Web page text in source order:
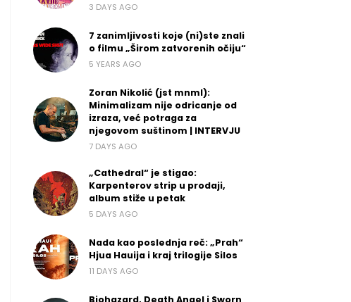
3 DAYS AGO
7 zanimljivosti koje (ni)ste znali
o filmu „Širom zatvorenih očiju“
5 YEARS AGO
Zoran Nikolić (jst mnml):
Minimalizam nije odricanje od
izraza, već potraga za
njegovom suštinom | INTERVJU
7 DAYS AGO
„Cathedral“ je stigao:
Karpenterov strip u prodaji,
album stiže u petak
5 DAYS AGO
Nada kao poslednja reč: „Prah“
Hjua Hauija i kraj trilogije Silos
11 DAYS AGO
Biohazard, Death Angel i Sworn